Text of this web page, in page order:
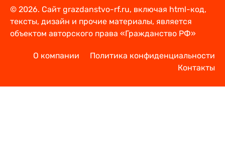
© 2026. Сайт grazdanstvo-rf.ru, включая html-код,
тексты, дизайн и прочие материалы, является
объектом авторского права «Гражданство РФ»
О компании
Политика конфиденциальности
Контакты